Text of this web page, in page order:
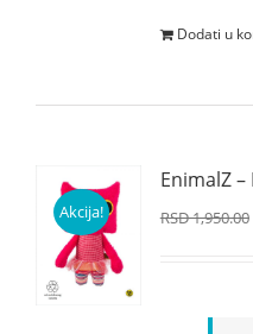
Dodati u
Akcija!
EnimalZ
RSD1,950.00